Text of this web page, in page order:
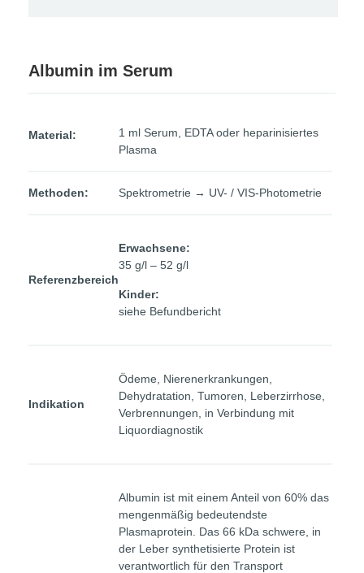
Albumin im Serum
Material:
1 ml Serum, EDTA oder heparinisiertes
Plasma
Methoden: Spektrometrie → UV- / VIS-Photometrie
Referenzbereich
Erwachsene:
35 g/l – 52 g/l
Kinder:
siehe Befundbericht
Indikation
Ödeme, Nierenerkrankungen,
Dehydratation, Tumoren, Leberzirrhose,
Verbrennungen, in Verbindung mit
Liquordiagnostik
Albumin ist mit einem Anteil von 60% das
mengenmäßig bedeutendste
Plasmaprotein. Das 66 kDa schwere, in
der Leber synthetisierte Protein ist
verantwortlich für den Transport